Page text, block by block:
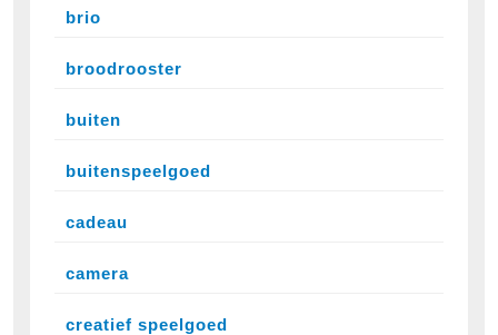
brio
broodrooster
buiten
buitenspeelgoed
cadeau
camera
creatief speelgoed